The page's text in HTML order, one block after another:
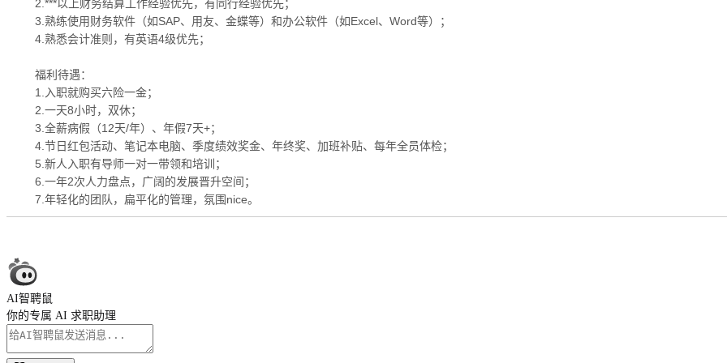
2.***以上财务结算工作经验优先，有同行经验优先；
3.熟练使用财务软件（如SAP、用友、金蝶等）和办公软件（如Excel、Word等）；
4.熟悉会计准则，有英语4级优先；
福利待遇：
1.入职就购买六险一金；
2.一天8小时，双休；
3.全薪病假（12天/年）、年假7天+；
4.节日红包活动、笔记本电脑、季度绩效奖金、年终奖、加班补贴、每年全员体检；
5.新人入职有导师一对一带领和培训；
6.一年2次人力盘点，广阔的发展晋升空间；
7.年轻化的团队，扁平化的管理，氛围nice。
AI智聘鼠
你的专属 AI 求职助理